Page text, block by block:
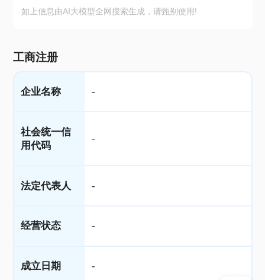
如上信息由AI大模型全网搜索生成，请甄别使用!
工商注册
企业名称 -
社会统一信
用代码
-
法定代表人 -
经营状态 -
成立日期 -